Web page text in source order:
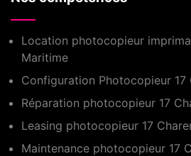
Location photocopieur
Maritime
Configuration Photocopieur
Réparation photocopieur 17
Leasing photocopieur 17
Maintenance photocopieur 17